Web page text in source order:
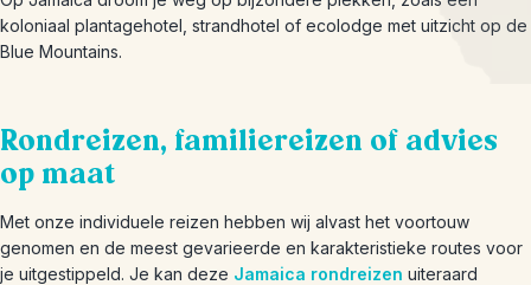
koloniaal plantagehotel, strandhotel of ecolodge met uitzicht op de
Blue Mountains.
Rondreizen, familiereizen of advies
op maat
Met onze individuele reizen hebben wij alvast het voortouw
genomen en de meest gevarieerde en karakteristieke routes voor
je uitgestippeld. Je kan deze Jamaica rondreizen uiteraard